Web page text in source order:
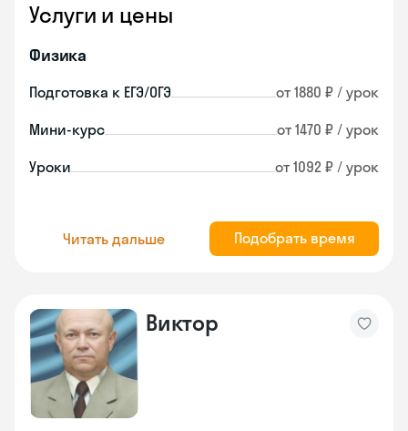
Услуги и цены
Физика
Подготовка к ЕГЭ/ОГЭ от 1880 ₽ / урок
Мини-курс от 1470 ₽ / урок
Уроки от 1092 ₽ / урок
Читать дальше Подобрать время
Виктор